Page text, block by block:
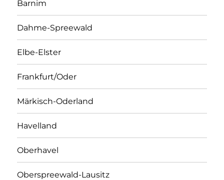
Barnim
Dahme-Spreewald
Elbe-Elster
Frankfurt/Oder
Märkisch-Oderland
Havelland
Oberhavel
Oberspreewald-Lausitz